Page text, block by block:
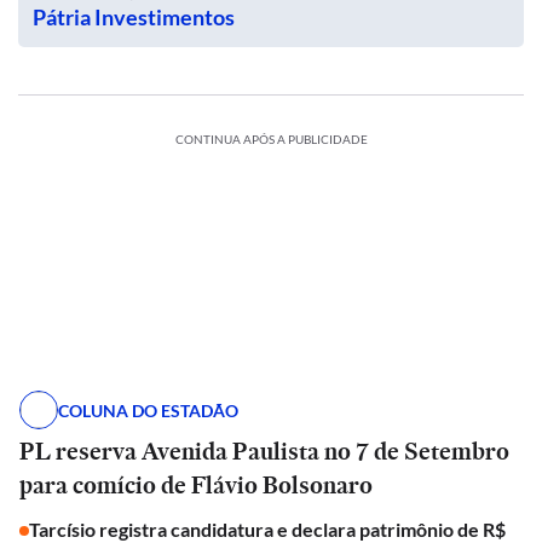
Pátria Investimentos
CONTINUA APÓS A PUBLICIDADE
COLUNA DO ESTADÃO
PL reserva Avenida Paulista no 7 de Setembro
para comício de Flávio Bolsonaro
Tarcísio registra candidatura e declara patrimônio de R$